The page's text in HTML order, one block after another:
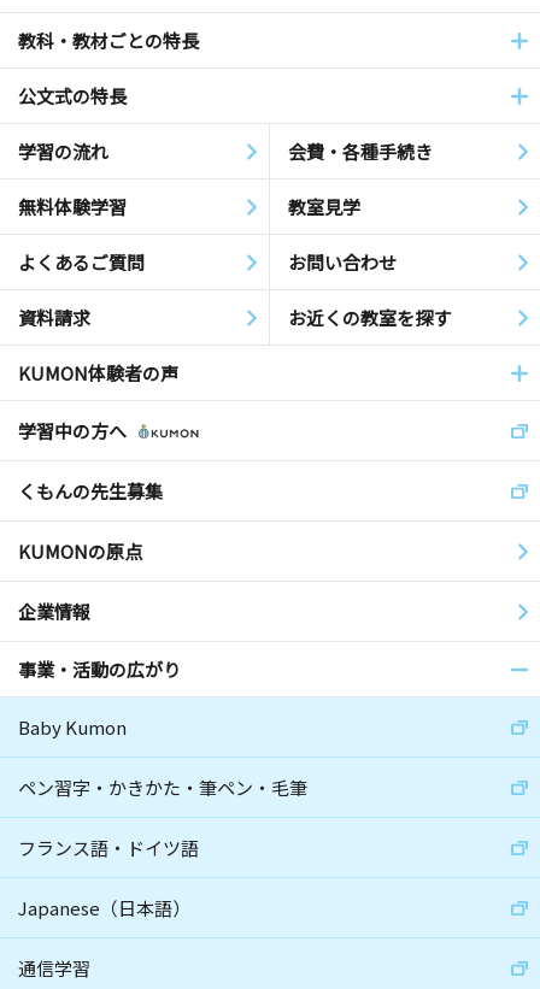
教科・教材ごとの特長
公文式の特長
学習の流れ 会費・各種手続き
無料体験学習 教室見学
よくあるご質問 お問い合わせ
資料請求 お近くの教室を探す
KUMON体験者の声
学習中の方へ
くもんの先生募集
KUMONの原点
企業情報
事業・活動の広がり
Baby Kumon
ペン習字・かきかた・筆ペン・毛筆
フランス語・ドイツ語
Japanese（日本語）
通信学習